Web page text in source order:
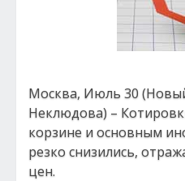
Москва, Июль 30
Неклюдова) –
корзине и основным
резко снизились,
цен.